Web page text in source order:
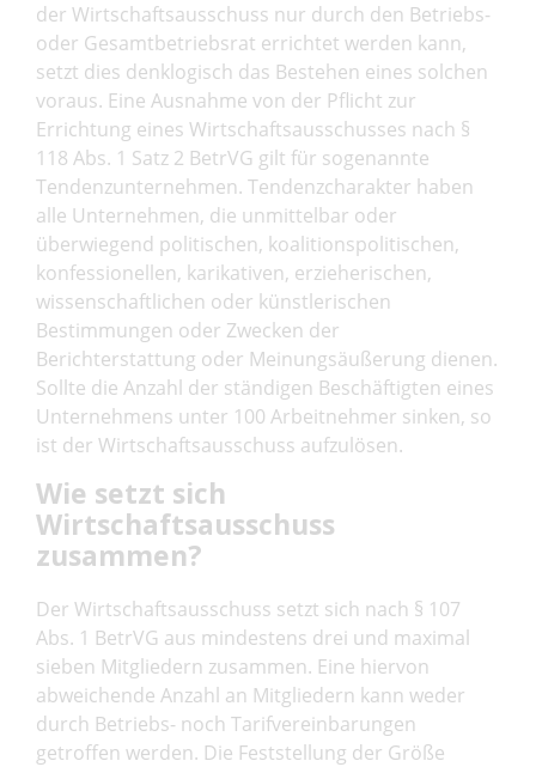
der Wirtschaftsausschuss nur durch den Betriebs-
oder Gesamtbetriebsrat errichtet werden kann,
setzt dies denklogisch das Bestehen eines solchen
voraus. Eine Ausnahme von der Pflicht zur
Errichtung eines Wirtschaftsausschusses nach §
118 Abs. 1 Satz 2 BetrVG gilt für sogenannte
Tendenzunternehmen. Tendenzcharakter haben
alle Unternehmen, die unmittelbar oder
überwiegend politischen, koalitionspolitischen,
konfessionellen, karikativen, erzieherischen,
wissenschaftlichen oder künstlerischen
Bestimmungen oder Zwecken der
Berichterstattung oder Meinungsäußerung dienen.
Sollte die Anzahl der ständigen Beschäftigten eines
Unternehmens unter 100 Arbeitnehmer sinken, so
ist der Wirtschaftsausschuss aufzulösen.
Wie setzt sich
Wirtschaftsausschuss
zusammen?
Der Wirtschaftsausschuss setzt sich nach § 107
Abs. 1 BetrVG aus mindestens drei und maximal
sieben Mitgliedern zusammen. Eine hiervon
abweichende Anzahl an Mitgliedern kann weder
durch Betriebs- noch Tarifvereinbarungen
getroffen werden. Die Feststellung der Größe